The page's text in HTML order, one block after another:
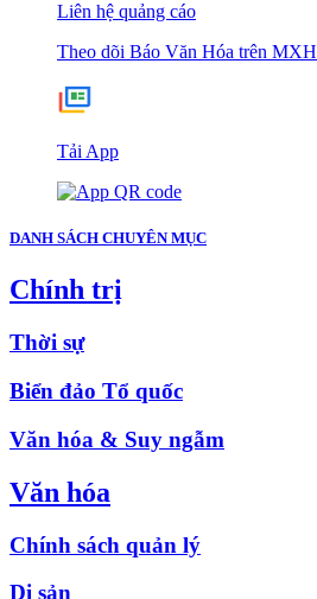
Liên hệ quảng cáo
Theo dõi Báo Văn Hóa trên MXH
Tải App
DANH SÁCH CHUYÊN MỤC
Chính trị
Thời sự
Biển đảo Tổ quốc
Văn hóa & Suy ngẫm
Văn hóa
Chính sách quản lý
Di sản